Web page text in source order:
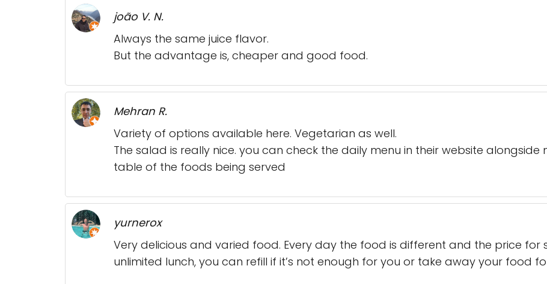
joão V. N.
Always the same juice flavor.
But the advantage is, cheaper and good food.
Mehran R.
Variety of options available here. Vegetarian as well.
The salad is really nice. you can check the daily menu in their website
table of the foods being served
yurnerox
Very delicious and varied food. Every day the food is different and the price for
unlimited lunch, you can refill if it’s not enough for you or take away your food